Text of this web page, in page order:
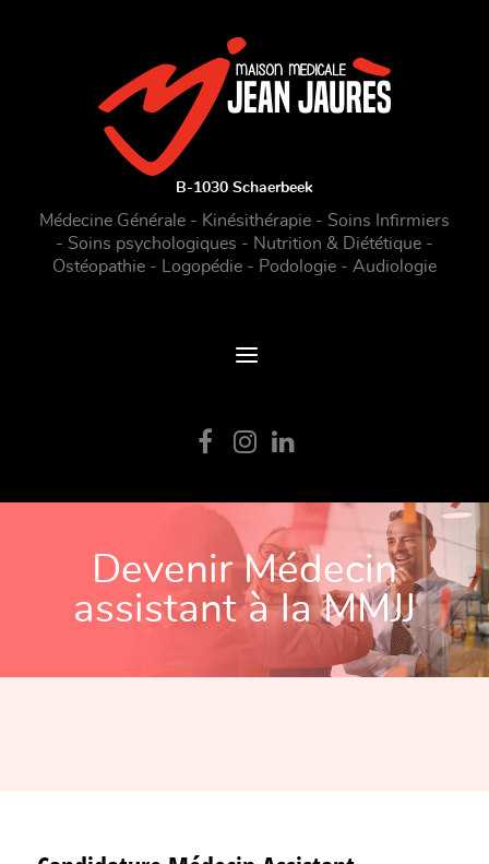
B-1030 Schaerbeek
Médecine Générale - Kinésithérapie - Soins Infirmiers
- Soins psychologiques - Nutrition & Diététique -
Ostéopathie - Logopédie - Podologie - Audiologie
Devenir Médecin
assistant à la MMJJ